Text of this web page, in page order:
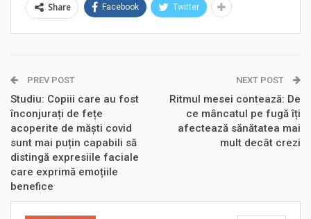
Share Facebook Twitter
PREV POST
Studiu: Copiii care au fost
înconjurați de fețe
acoperite de măști covid
sunt mai puțin capabili să
distingă expresiile faciale
care exprimă emoțiile
benefice
NEXT POST
Ritmul mesei contează: De
ce mâncatul pe fugă îți
afectează sănătatea mai
mult decât crezi